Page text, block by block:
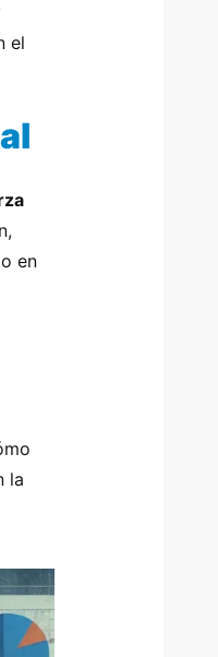
el
en
la